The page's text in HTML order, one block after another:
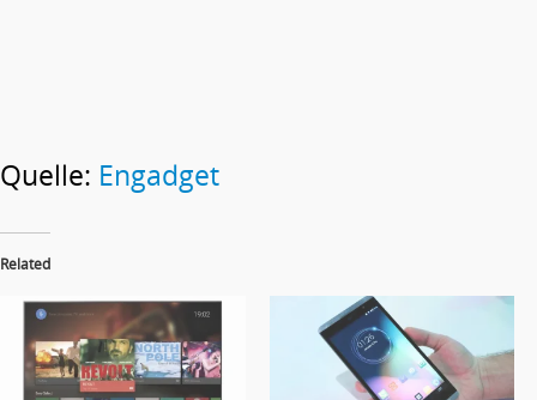
Quelle: Engadget
Related